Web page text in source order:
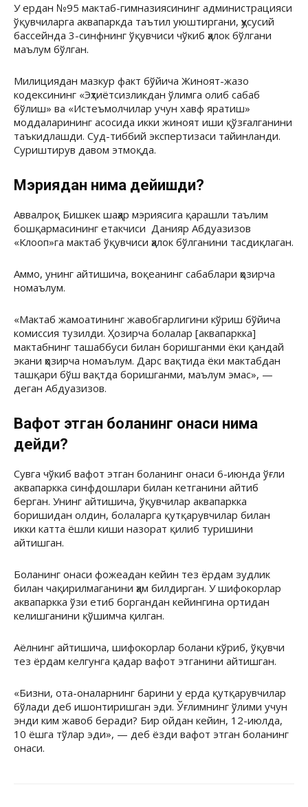
У ердан №95 мактаб-гимназиясининг администрацияси
ўқувчиларга аквапаркда таътил уюштиргани, ҳусусий
бассейнда 3-синфнинг ўқувчиси чўкиб ҳалок бўлгани
маълум бўлган.
Милициядан мазкур факт бўйича Жиноят-жазо
кодексининг «Эҳтиётсизликдан ўлимга олиб сабаб
бўлиш» ва «Истеъмолчилар учун хавф яратиш»
моддаларининг асосида икки жиноят иши қўзғалганини
таъкидлашди. Суд-тиббий экспертизаси тайинланди.
Суриштирув давом этмоқда.
Мэриядан нима дейишди?
Аввалроқ Бишкек шаҳар мэриясига қарашли таълим
бошқармасининг етакчиси Данияр Абдуазизов
«Клооп»га мактаб ўқувчиси ҳалок бўлганини тасдиқлаган.
Аммо, унинг айтишича, воқеанинг сабаблари ҳозирча
номаълум.
«Мактаб жамоатининг жавобгарлигини кўриш бўйича
комиссия тузилди. Ҳозирча болалар [аквапаркка]
мактабнинг ташаббуси билан боришганми ёки қандай
экани ҳозирча номаълум. Дарс вақтида ёки мактабдан
ташқари бўш вақтда боришганми, маълум эмас», —
деган Абдуазизов.
Вафот этган боланинг онаси нима
дейди?
Сувга чўкиб вафот этган боланинг онаси 6-июнда ўғли
аквапаркка синфдошлари билан кетганини айтиб
берган. Унинг айтишича, ўқувчилар аквапаркка
боришидан олдин, болаларга қутқарувчилар билан
икки катта ёшли киши назорат қилиб туришини
айтишган.
Боланинг онаси фожеадан кейин тез ёрдам зудлик
билан чақирилмаганини ҳам билдирган. У шифокорлар
аквапаркка ўзи етиб боргандан кейингина ортидан
келишганини қўшимча қилган.
Аёлнинг айтишича, шифокорлар болани кўриб, ўқувчи
тез ёрдам келгунга қадар вафот этганини айтишган.
«Бизни, ота-оналарнинг барини у ерда қутқарувчилар
бўлади деб ишонтиришган эди. Ўғлимнинг ўлими учун
энди ким жавоб беради? Бир ойдан кейин, 12-июлда,
10 ёшга тўлар эди», — деб ёзди вафот этган боланинг
онаси.